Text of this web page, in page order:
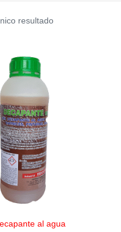
resultado
al agua